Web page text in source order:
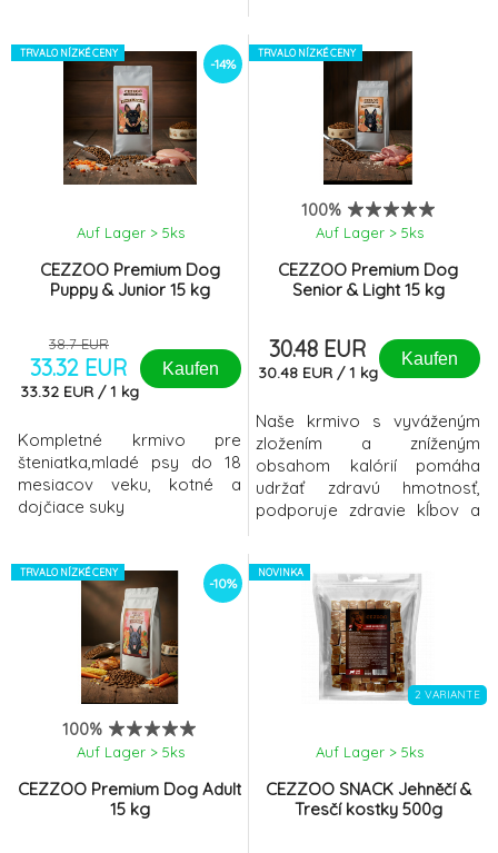
TRVALO NÍZKÉ CENY
-14%
CEZZOO Premium Dog
Puppy & Junior 15 kg
Auf Lager > 5ks
38.7 EUR
33.32 EUR
33.32 EUR / 1 kg
Kaufen
Kompletné krmivo pre
šteniatka,mladé psy do 18
mesiacov veku, kotné a
dojčiace suky
TRVALO NÍZKÉ CENY
100%
CEZZOO Premium Dog
Senior & Light 15 kg
Auf Lager > 5ks
30.48 EUR
30.48 EUR / 1 kg
Kaufen
Naše krmivo s vyváženým
zložením a zníženým
obsahom kalórií pomáha
udržať zdravú hmotnosť,
podporuje zdravie kĺbov a
TRVALO NÍZKÉ CENY
-10%
100%
CEZZOO Premium Dog Adult
15 kg
Auf Lager > 5ks
2 VARIANTE
NOVINKA
CEZZOO SNACK Jehněčí &
Tresčí kostky 500g
Auf Lager > 5ks